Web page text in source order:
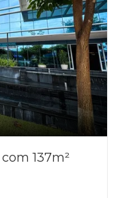
137m²